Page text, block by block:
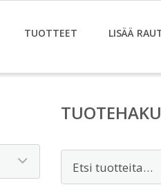
TUOTTEET LISÄÄ
TUOTEHAKU